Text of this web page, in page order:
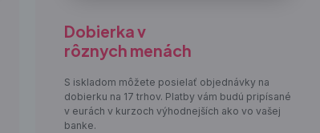
Dobierka v
rôznych menách
S iskladom môžete posielať objednávky na
dobierku na 17 trhov. Platby vám budú pripísané
v eurách v kurzoch výhodnejších ako vo vašej
banke.